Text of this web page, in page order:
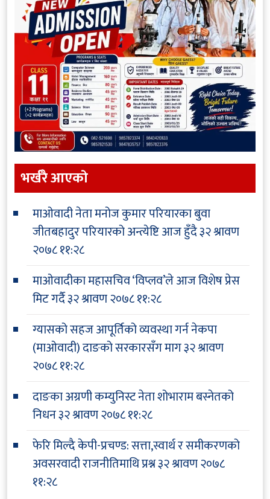
भर्खरै आएकाे
माओवादी नेता मनोज कुमार परियारका बुवा
जीतबहादुर परियारको अन्त्येष्टि आज हुँदै३२ श्रावण
२०७८ ११:२८
माओवादीका महासचिव ‘विप्लव’ले आज विशेष प्रेस
मिट गर्दै३२ श्रावण २०७८ ११:२८
ग्यासको सहज आपूर्तिको व्यवस्था गर्न नेकपा
(माओवादी) दाङको सरकारसँग माग३२ श्रावण
२०७८ ११:२८
दाङका अग्रणी कम्युनिस्ट नेता शोभाराम बस्नेतको
निधन३२ श्रावण २०७८ ११:२८
फेरि मिल्दै केपी-प्रचण्ड: सत्ता,स्वार्थ र समीकरणको
अवसरवादी राजनीतिमाथि प्रश्न३२ श्रावण २०७८
११:२८